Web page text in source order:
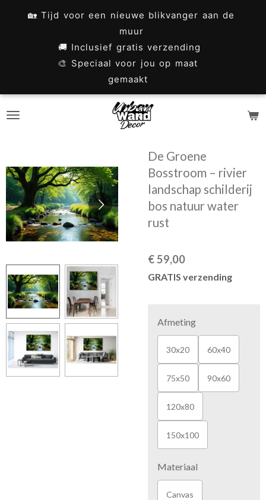
🏡 Tijd voor een nieuwe blikvanger aan de
muur
🚚 Inclusief gratis verzending
🎨 Speciaal voor jou op maat
gemaakt
De Groene
Bosstroom – rivier
landschap schilderij
bos natuur water
rust
€ 59,00
GRATIS verzending
Afmeting
30x20 60x40
75x50 90x60
120x80
150x100
Materiaal
Canvas